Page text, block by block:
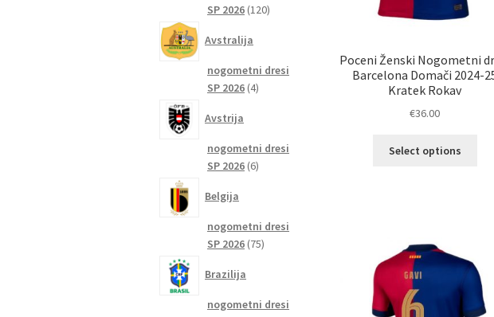
Poceni Ženski Nogometni
Barcelona Domači 2024-
Kratek Rokav
€36.00
Select options
na
SP 2026 120120
Avstralija
nogometni dresi
SP 2026 44
Avstrija
nogometni dresi
SP 2026 66
Belgija
nogometni dresi
SP 2026 7575
Brazilija
nogometni dresi